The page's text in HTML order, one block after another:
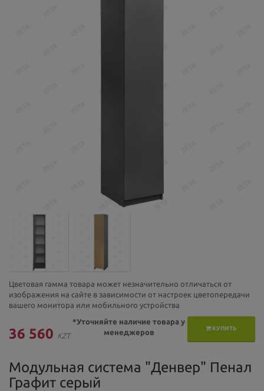
Цветовая гамма товара может незначительно отличаться от
изображения на сайте в зависимости от настроек цветопередачи
вашего монитора или мобильного устройства
36 560 KZT
КУПИТЬ
*Уточняйте наличие товара у
менеджеров
Модульная система "Денвер" Пенал
Графит серый